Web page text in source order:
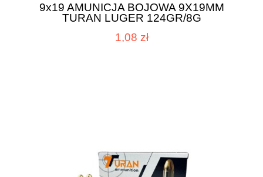
9x19 AMUNICJA BOJOWA 9X19MM
TURAN LUGER 124GR/8G
1,08 zł